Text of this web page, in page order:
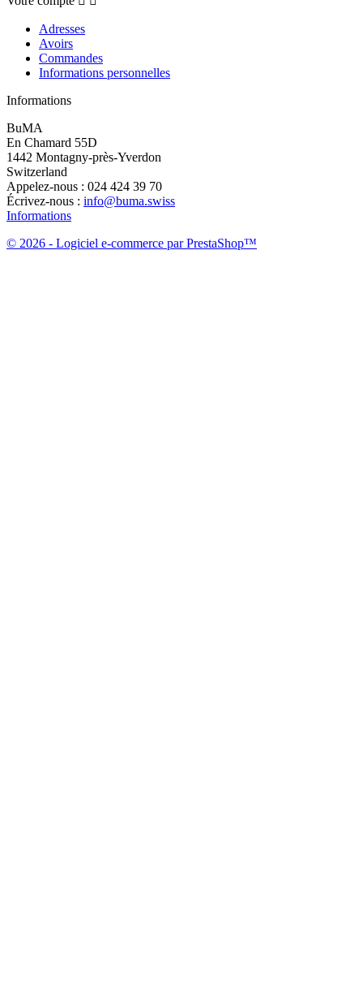
Adresses
Avoirs
Commandes
Informations personnelles
Informations
BuMA
En Chamard 55D
1442 Montagny-près-Yverdon
Switzerland
Appelez-nous : 024 424 39 70
Écrivez-nous : info@buma.swiss
Informations
© 2026 - Logiciel e-commerce par PrestaShop™